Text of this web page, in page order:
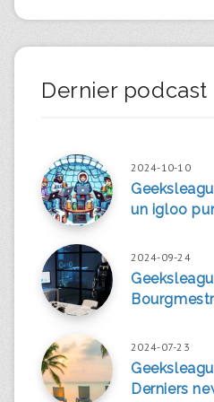
Dernier podcast
2024-10-10
un igloo
2024-09-24
2024-07-23
Derniers